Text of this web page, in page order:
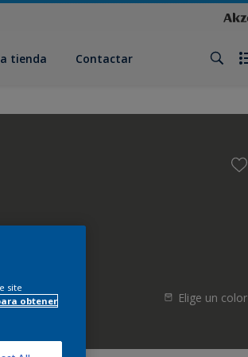
tienda Contactar
Elige un color
site
obtener